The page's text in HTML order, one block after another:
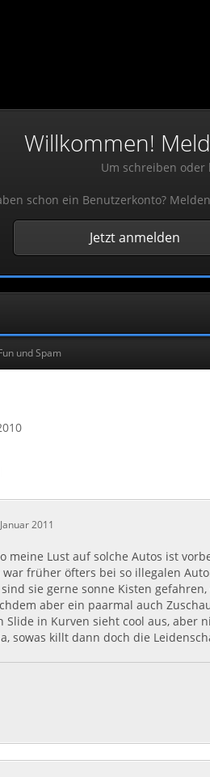
Willkommen!
Um schreiben oder
schon ein Benutzerkonto?
Jetzt anmelden
und Spam
2011
meine Lust auf solche Autos ist
war früher öfters bei so illegalen
sind sie gerne sonne Kisten
aber ein paarmal auch
Slide in Kurven sieht cool aus, aber
sowas killt dann doch die